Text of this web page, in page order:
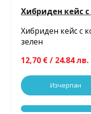
Хибриден кейс
Хибриден кейс с
зелен
12,70 € / 24.84 лв.
Изчерпан